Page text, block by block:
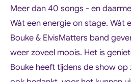
Meer dan 40 songs - en
Wát een energie on stage. Wát
Bouke & ElvisMatters band
weer zoveel moois. Het is
Bouke heeft tijdens de show